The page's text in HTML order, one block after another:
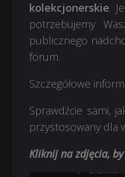
kolekcjonerskie.
potrzebujemy
publicznego
forum.
Szczegółowe
Sprawdźcie sami,
przystosowany dla
Kliknij na zdjęcia,